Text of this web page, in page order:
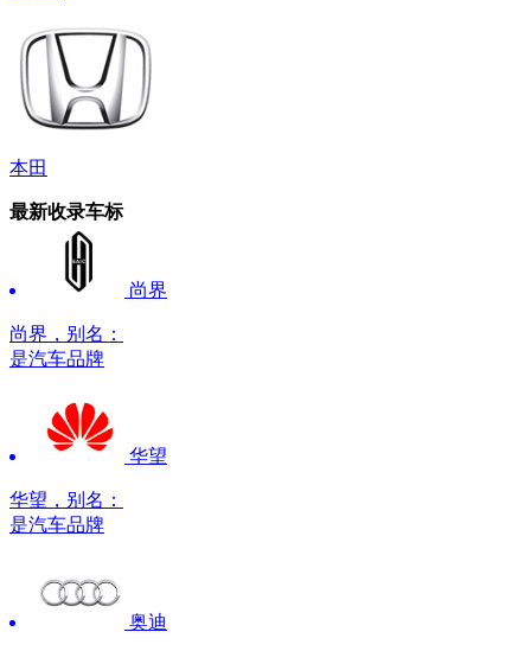
本田
最新收录车标
尚界
尚界，别名：
是汽车品牌
华望
华望，别名：
是汽车品牌
奥迪